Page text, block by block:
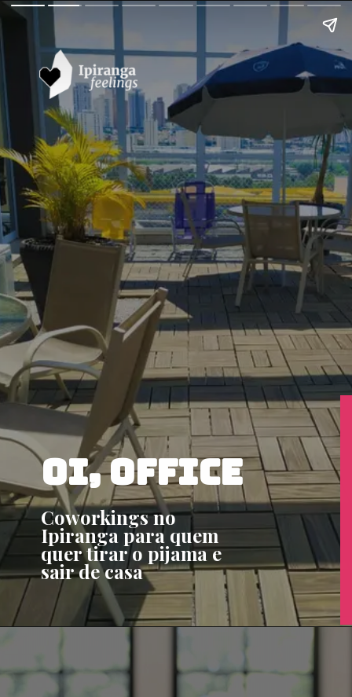
Oi, office
Coworkings no
Ipiranga para quem
quer tirar o pijama e
sair de casa